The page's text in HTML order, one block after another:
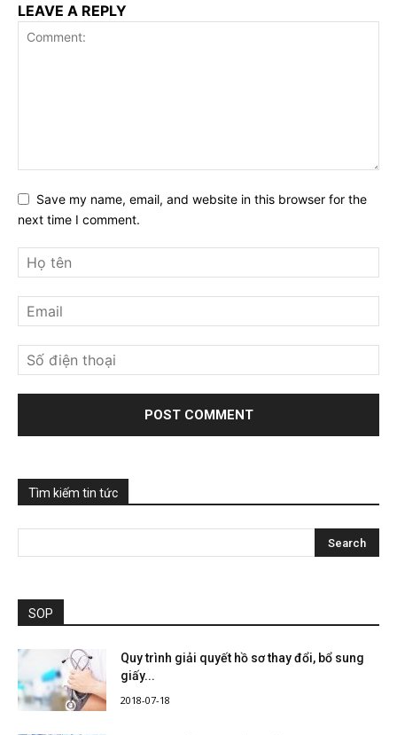
LEAVE A REPLY
Save my name, email, and website in this browser for the
next time I comment.
Tìm kiếm tin tức
SOP
Quy trình giải quyết hồ sơ thay đổi, bổ sung
giấy...
2018-07-18